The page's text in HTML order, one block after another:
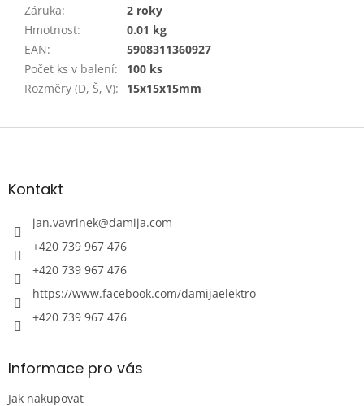
Záruka:
2 roky
Hmotnost:
0.01 kg
EAN:
5908311360927
Počet ks v balení:
100 ks
Rozměry (D, Š, V): 15x15x15mm
Z
aKontakt
jan.vavrinek@damija.com
+420 739 967 476
+420 739 967 476
https://www.facebook.com/damijaelektro
+420 739 967 476
Informace pro vás
Jak nakupovat